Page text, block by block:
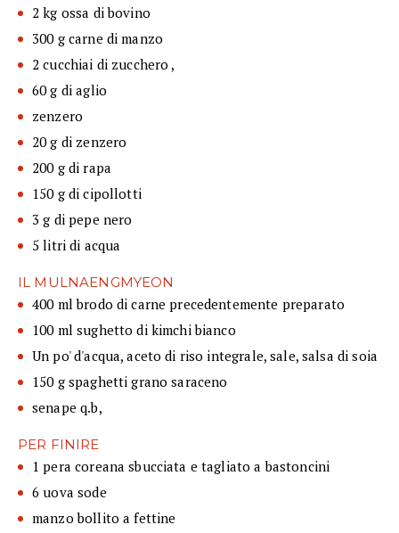
2 kg ossa di bovino
300 g carne di manzo
2 cucchiai di zucchero ,
60 g di aglio
zenzero
20 g di zenzero
200 g di rapa
150 g di cipollotti
3 g di pepe nero
5 litri di acqua
IL MULNAENGMYEON
400 ml brodo di carne precedentemente preparato
100 ml sughetto di kimchi bianco
Un po' d'acqua, aceto di riso integrale, sale, salsa di soia
150 g spaghetti grano saraceno
senape q.b,
PER FINIRE
1 pera coreana sbucciata e tagliato a bastoncini
6 uova sode
manzo bollito a fettine